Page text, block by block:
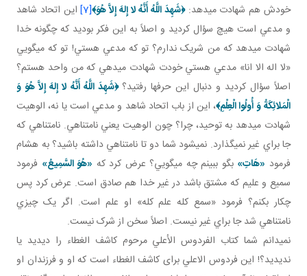
خودش هم شهادت مي دهد:﴿شَهِدَ اللَّهُ أَنَّهُ لا إِلهَ إِلاَّ هُوَ﴾[7] اين اتحاد شاهد
و مدعي است هيچ سؤال کرديد و اصلاً به اين فکر بوديد که چگونه خدا
شهادت مي دهد که من شريک ندارم؟ تو که مدعي هستي! تو که مي گويي
«لا اله الا انا» مدعي هستي خودت شهادت مي دهي که من واحد هستم؟
اصلاً سؤال کرديد و دنبال اين حرف ها رفتيد؟﴿شَهِدَ اللَّهُ أَنَّهُ لا إِلهَ إِلاَّ هُوَ وَ
الْمَلائِكَةُ وَ أُولُوا الْعِلْمِ﴾، اين از باب اتحاد شاهد و مدعي است يا نه، الوهيت
شهادت مي دهد به توحيد، چرا؟ چون الوهيت يعني نامتناهي. نامتناهي که
جا براي غير نمي گذارد. نمی­شود شما دو تا نامتناهي داشته باشيد؟ به هشام
فرمود «هَاتِ» بگو ببينم چه مي گويي؟ عرض کرد که «هُوَ السَّمِيعُ» فرمود
سميع و عليم که مشتق باشد در غير خدا هم صادق است. عرض کرد پس
چکار بکنم؟ فرمود «سمع کله علم کله» او علم است. اگر يک چيزي
نامتناهي شد جا براي غير نيست. اصلاً سخن از شرک نيست.
نمي دانم شما کتاب الفردوس الأعلي مرحوم کاشف الغطاء را ديديد يا
نديديد؟! اين فردوس الاعلي برای کاشف الغطاء است که او و فرزندان او